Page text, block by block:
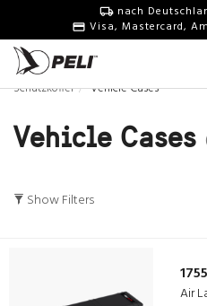
nach
Visa, Mastercard,
Schutzkoffer Vehicle Cases
Vehicle Cases
Show Filters
1755
Air